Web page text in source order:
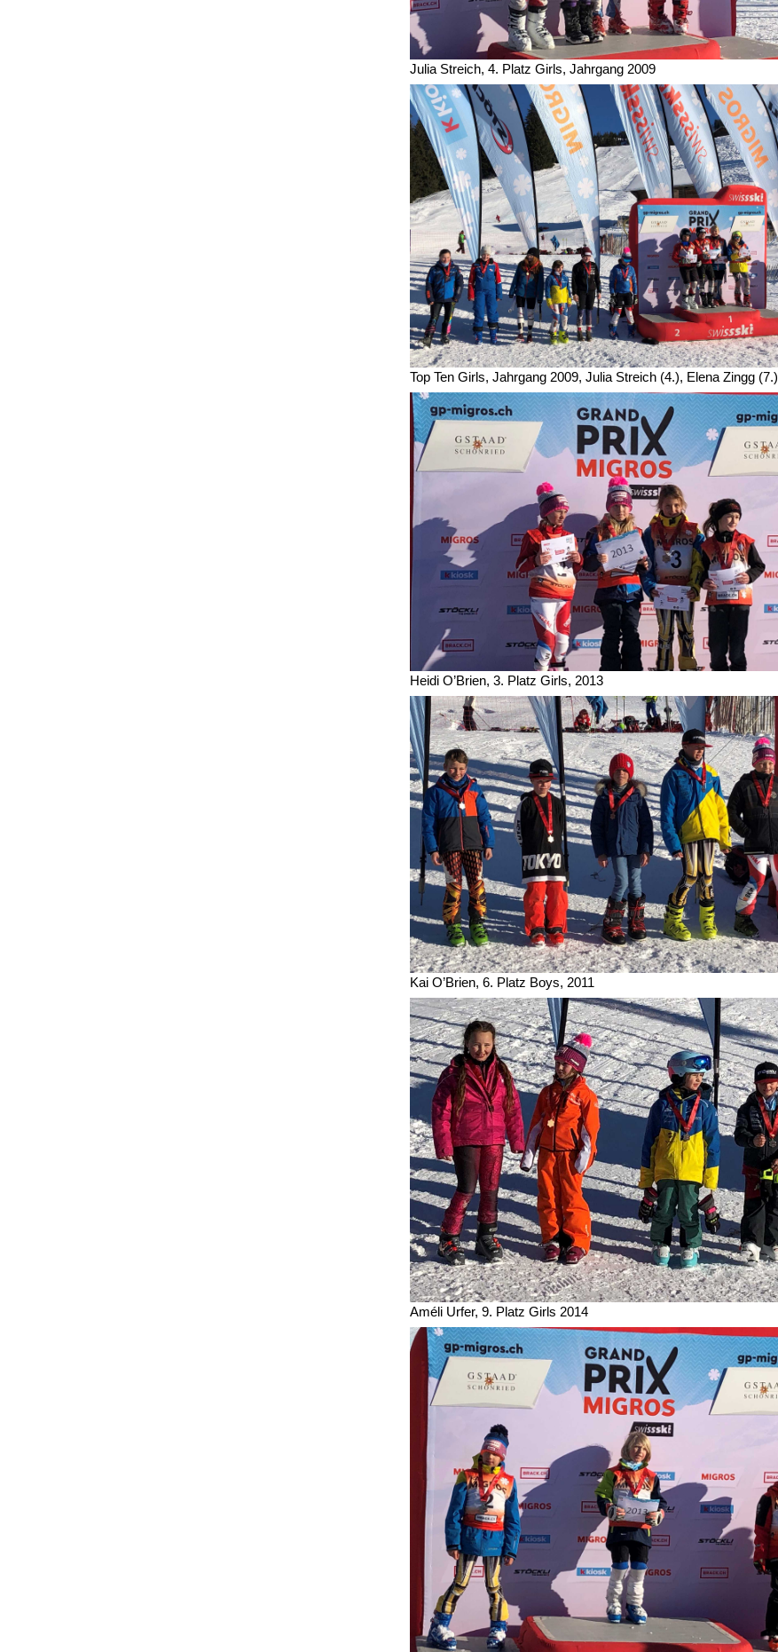
Julia Streich, 4. Platz Girls, Jahrgang 2009
Top Ten Girls, Jahrgang 2009, Julia Streich (4.), Elena Zingg (7.)
Heidi O’Brien, 3. Platz Girls, 2013
Kai O’Brien, 6. Platz Boys, 2011
Améli Urfer, 9. Platz Girls 2014